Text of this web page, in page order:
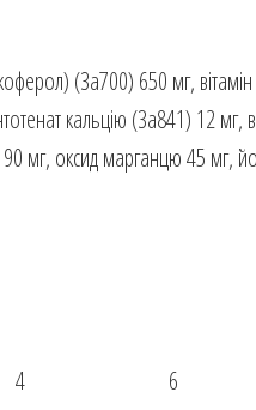
(3a700) 650 мг,
кальцію (3a841) 12
мг, оксид марганцю 45 мг,
4 6